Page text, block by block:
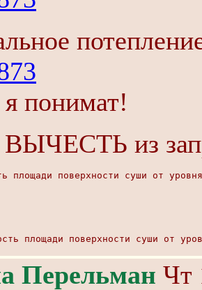
понимат!
из
площади поверхности суши от
площади поверхности суши от
Перельман Чт